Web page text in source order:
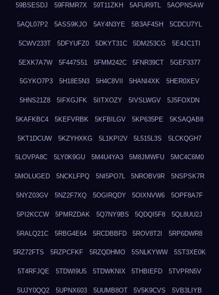
59BSESDJ 59FRMR7X 59T11ZKH 5AFUR9TL 5AOPNSAW
5AQL07P2 5ASS9KJO 5AY4N3YE 5B3AF4SH 5CDCU7YL
5CWV233T 5DFYUFZ0 5DKYT31C 5DM253CG 5E4JC1TI
5EXK7A7W 5F447S51 5FMM242C 5FNR39CT 5GEF3377
5GYKO7P3 5H18E5N3 5H4C8VII 5HANI4XK 5HER0XEV
5HNS21Z8 5IFXGJFK 5IITXOZY 5IVSLWGV 5J5FOXDN
5KAFKBC4 5KEFVRBK 5KFBILGV 5KP635PE 5KSAQAB8
5KT1DCUW 5KZYHXKG 5L1KPI2V 5L515L3S 5LCKQGH7
5LOVPA8C 5LY0K9GU 5M4U4YA3 5M8JMWFU 5MC4C6M0
5MOLUGED 5NCKLFPQ 5NI5PO7L 5NROBV9R 5NSPSK7R
5NYZ03GV 5NZ2F7XQ 5OGIRQDY 5OIXNVW6 5OPF8A7F
5PI2KCCW 5PMRZDAK 5Q7NY9BS 5QDQI5F8 5QL8UU2J
5RALQ21C 5RBG4E64 5RCDBBFD 5ROV8T2I 5RP6DWR8
5RZ72FTS 5RZPCFKF 5RZQDHMO 5SNLKYWW 5ST3XE0K
5T4RFJQE 5TDWI9U5 5TDWKNIX 5THBIEFD 5TVPRN5V
5UJY0QQ2 5UPNX603 5UUMB8OT 5V5K9CVS 5VB3LIYB